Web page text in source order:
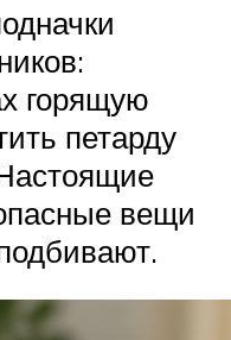
горящую
петарду
вещи